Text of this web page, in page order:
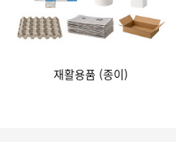
재활용품 (종이)